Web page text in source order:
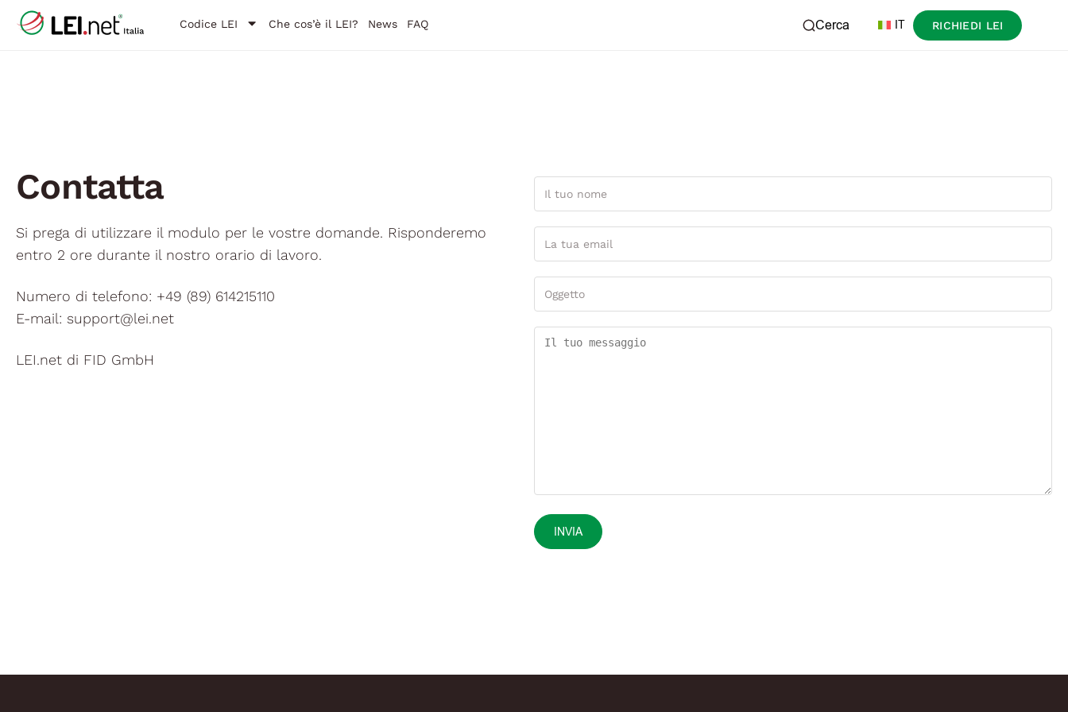
Codice LEI Che cos’è il LEI? News FAQ Cerca IT RICHIEDI LEI
Contatta
Si prega di utilizzare il modulo per le vostre domande. Risponderemo
entro 2 ore durante il nostro orario di lavoro.
Numero di telefono: +49 (89) 614215110
E-mail: support@lei.net
LEI.net di FID GmbH